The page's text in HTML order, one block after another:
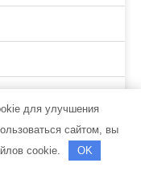
для улучшения
сайтом, вы
cookie.
OK